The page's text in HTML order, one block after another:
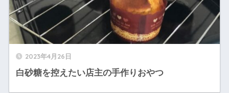
2023年4月26日
白砂糖を控えたい店主の手作りおやつ